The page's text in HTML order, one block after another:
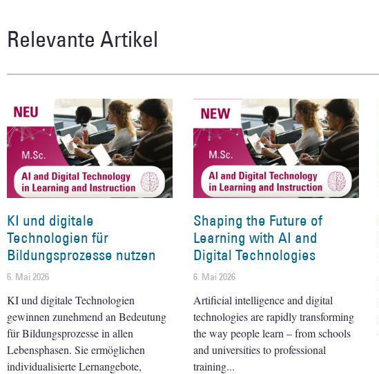
Relevante Artikel
KI und digitale
Technologien für
Bildungsprozesse nutzen
6. Mai 2026
KI und digitale Technologien
gewinnen zunehmend an Bedeutung
für Bildungsprozesse in allen
Lebensphasen. Sie ermöglichen
individualisierte Lernangebote,
Shaping the Future of
Learning with AI and
Digital Technologies
6. Mai 2026
Artificial intelligence and digital
technologies are rapidly transforming
the way people learn – from schools
and universities to professional
training